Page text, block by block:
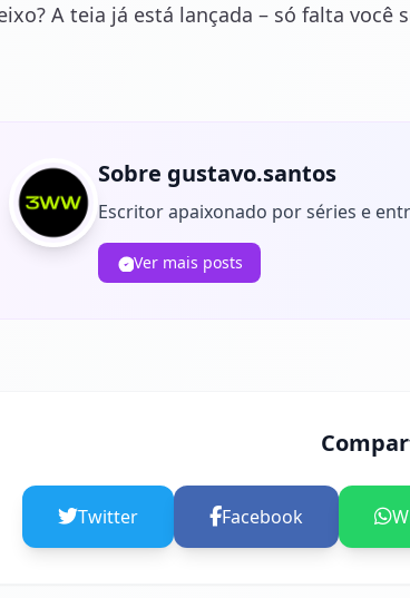
A teia já está lançada – só falta você
Sobre gustavo.santos
Escritor apaixonado por séries e
Ver mais posts
Twitter Facebook